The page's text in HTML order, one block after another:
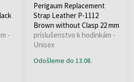
-
Perigaum Replacement
Strap Leather P-1112
Brown without Clasp 22 mm
príslušenstvo k hodinkám -
Unisex
Odošleme do 13.08.